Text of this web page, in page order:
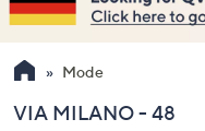
sind,
verwenden
Sie
Pfeiltasten
Mode
VIA MILANO - 48